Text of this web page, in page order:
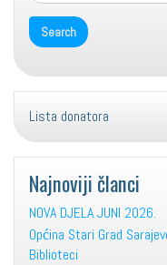
Lista donatora
Najnoviji članci
NOVA DJELA JUNI 2026.
Općina Stari Grad
Biblioteci